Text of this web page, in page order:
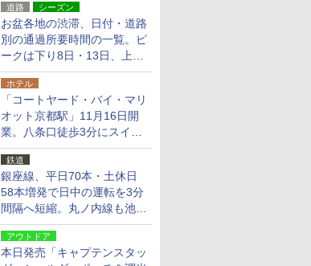
道路 シーズン
お盆各地の渋滞、日付・道路
別の通過所要時間の一覧。ピ
ークは下り8日・13日、上り
14日・15日
ホテル
「コートヤード・バイ・マリ
オット京都駅」11月16日開
業。八条口徒歩3分にスイー
ト含む全270室、ダイニング
も併設
鉄道
銀座線、平日70本・土休日
58本増発で日中の運転を3分
間隔へ短縮。丸ノ内線も池袋
～中野坂上を4分間隔に
アウトドア
本日発売「キャプテンスタッ